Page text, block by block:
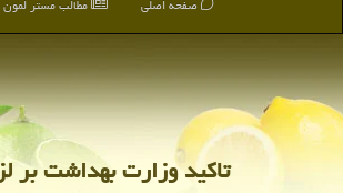
صفحه اصلی مطالب مستر لمون
تاكید وزارت بهداشت بر